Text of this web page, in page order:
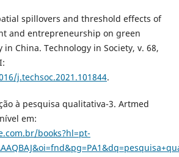
spillovers and threshold effects of
and entrepreneurship on green
China. Technology in Society, v. 68,
j.techsoc.2021.101844.
à pesquisa qualitativa-3. Artmed
em:
books?hl=pt-